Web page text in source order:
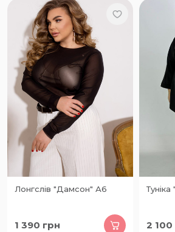
Лонгслів "Дамсон" А6
1 390 грн 2 100